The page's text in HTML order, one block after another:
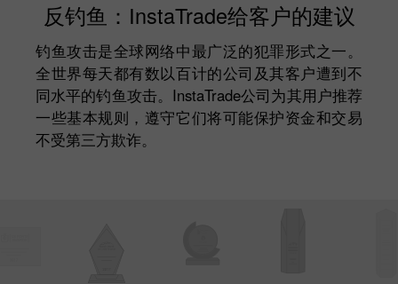
反钓鱼：InstaTrade给客户的建议
钓鱼攻击是全球网络中最广泛的犯罪形式之一。
全世界每天都有数以百计的公司及其客户遭到不
同水平的钓鱼攻击。InstaTrade公司为其用户推荐
一些基本规则，遵守它们将可能保护资金和交易
不受第三方欺诈。